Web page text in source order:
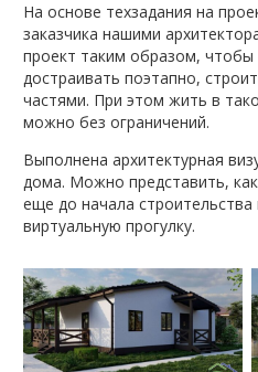
На основе техзадания на
заказчика нашими
проект таким образом,
достраивать поэтапно,
частями. При этом жить в
можно без ограничений.
Выполнена архитектурная
дома. Можно представить,
еще до начала
виртуальную прогулку.